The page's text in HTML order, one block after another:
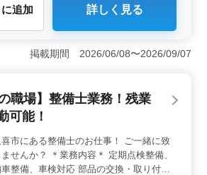
ト
座市野火止に位置する特別養護老人
募集が行われています。高齢者の健
携わる重要な役割を担い、バイタル
などの業務を通じて、入居者の安全
特に中高年の経験豊富な方々の活躍
す。 ＜特徴＞ マイカー通勤が可
で残業が少なめという働きやすい環
います。経験豊富な方はもちろん、
築きたい方にも最適な環境です。
の賞与や雇用・労災・健康・厚生な
に追加 詳しく見る
掲載期間 2026/06/08〜2026/09/07
職場】整備士業務！残業
可能！
喜市にある整備士のお仕事！ ご一緒に致
ませんか？ ＊業務内容＊ 定期点検整備、
整備、車検対応 部品の交換・取り付